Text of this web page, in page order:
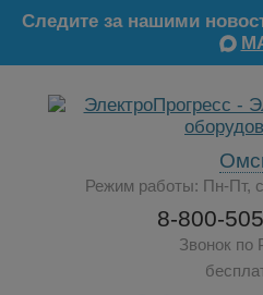
Следите за нашими
Режим работы: Пн-Пт,
8-800-
Звонок по